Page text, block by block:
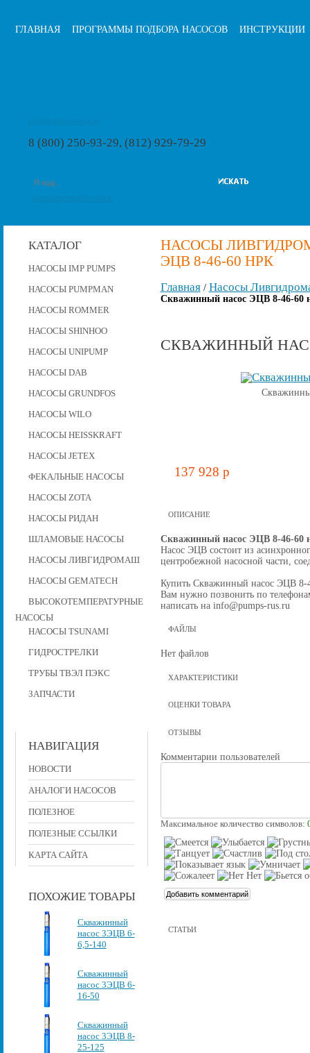
ГЛАВНАЯ ПРОГРАММЫ ПОДБОРА НАСОСОВ ИНСТРУКЦИИ
8 (800) 250-93-29, (812) 929-79-29
КАТАЛОГ
НАСОСЫ IMP PUMPS
НАСОСЫ PUMPMAN
НАСОСЫ ROMMER
НАСОСЫ SHINHOO
НАСОСЫ UNIPUMP
НАСОСЫ DAB
НАСОСЫ GRUNDFOS
НАСОСЫ WILO
НАСОСЫ HEISSKRAFT
НАСОСЫ JETEX
ФЕКАЛЬНЫЕ НАСОСЫ
НАСОСЫ ZOTA
НАСОСЫ РИДАН
ШЛАМОВЫЕ НАСОСЫ
НАСОСЫ ЛИВГИДРОМАШ
НАСОСЫ GEMATECH
ВЫСОКОТЕМПЕРАТУРНЫЕ
НАСОСЫ
НАСОСЫ TSUNAMI
ГИДРОСТРЕЛКИ
ТРУБЫ ТВЭЛ ПЭКС
ЗАПЧАСТИ
НАВИГАЦИЯ
НОВОСТИ
АНАЛОГИ НАСОСОВ
ПОЛЕЗНОЕ
ПОЛЕЗНЫЕ ССЫЛКИ
КАРТА САЙТА
ПОХОЖИЕ ТОВАРЫ
Скважинный
насос 3ЭЦВ 6-
6,5-140
Скважинный
насос 3ЭЦВ 6-
16-50
Скважинный
насос 3ЭЦВ 8-
25-125
НАСОСЫ
ЭЦВ 8-46-60 НРК
Главная/ Насосы
Скважинный насос ЭЦВ 8-46-60
СКВАЖИННЫЙ
137 928 p
ОПИСАНИЕ
Скважинный насос ЭЦВ 8-46-60
Насос ЭЦВ состоит из
центробежной наcосной части,
Купить Скважинный насос ЭЦВ 8-
Вам нужно позвонить по
написать на info@pumps-rus.ru
ФАЙЛЫ
Нет файлов
ХАРАКТЕРИСТИКИ
ОЦЕНКИ ТОВАРА
ОТЗЫВЫ
Комментарии пользователей
Максимальное количество символов:
СТАТЬИ